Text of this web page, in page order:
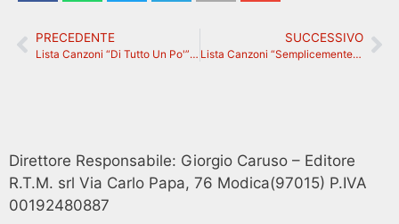
PRECEDENTE
Lista Canzoni “Di Tutto Un Po'” con Gianluigi 26 dicembre 2023
SUCCESSIVO
Lista Canzoni “Semplicemente Radio” con Francesco Adamo 27 dicembre 2023
Direttore Responsabile: Giorgio Caruso – Editore
R.T.M. srl Via Carlo Papa, 76 Modica(97015) P.IVA
00192480887